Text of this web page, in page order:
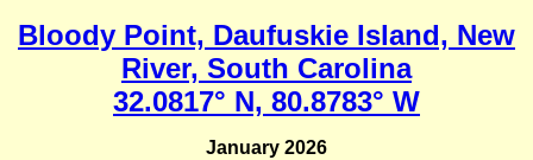
Bloody Point, Daufuskie Island, New
River, South Carolina
32.0817° N, 80.8783° W
January 2026